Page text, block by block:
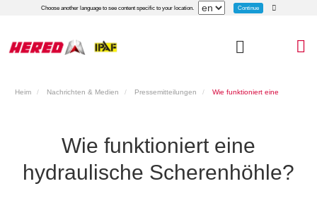
Choose another language to see content specific to your location. Continue
Heim Nachrichten & Medien Pressemitteilungen
Wie funktioniert eine
hydraulische Scherenhöhle?